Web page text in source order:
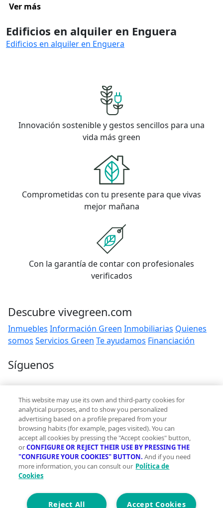
Ver más
Edificios en alquiler en Enguera
Edificios en alquiler en Enguera
Innovación sostenible y gestos sencillos para una
vida más green
Comprometidas con tu presente para que vivas
mejor mañana
Con la garantía de contar con profesionales
verificados
Descubre vivegreen.com
Inmuebles Información Green Inmobiliarias Quienes
somos Servicios Green Te ayudamos Financiación
Síguenos
Contacto
hola@vivegreen.com
Aviso Legal
Condiciones de uso
Politica de privacidad
Política de cookies
This website may use its own and third-party cookies for
analytical purposes, and to show you personalized
advertising based on a profile prepared from your
browsing habits (for example, pages visited). You can
accept all cookies by pressing the "Accept cookies" button,
orCONFIGURE OR REJECT THEIR USE BY PRESSING THE
"CONFIGURE YOUR COOKIES" BUTTON. And if you need
more information, you can consult our Política de
Cookies
Accept Cookies
Reject All